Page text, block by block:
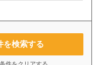
を検索する